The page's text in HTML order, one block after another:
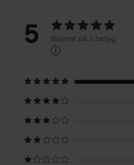
Betyg:
Baserat
på
2
betyg
5 Baserat på 2 betyg
i